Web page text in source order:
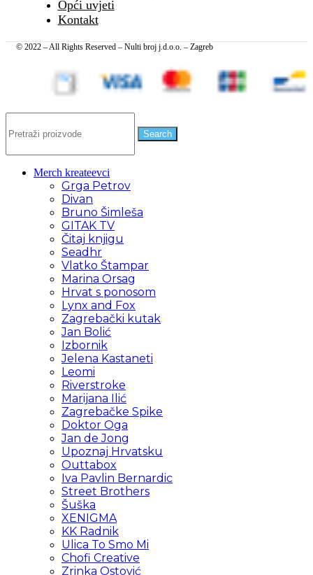
Opći uvjeti
Kontakt
© 2022 – All Rights Reserved – Nulti broj j.d.o.o. – Zagreb
Search
Merch kreateevci
Grga Petrov
Divan
Bruno Šimleša
GITAK TV
Čitaj knjigu
Seadhr
Vlatko Štampar
Marina Orsag
Hrvat s ponosom
Lynx and Fox
Zagrebački kutak
Jan Bolić
Izbornik
Jelena Kastaneti
Leomi
Riverstroke
Marijana Ilić
Zagrebačke Spike
Doktor Oga
Jan de Jong
Upoznaj Hrvatsku
Outtabox
Iva Pavlin Bernardic
Street Brothers
Šuška
XENIGMA
KK Radnik
Ulica To Smo Mi
Chofi Creative
Zrinka Ostović